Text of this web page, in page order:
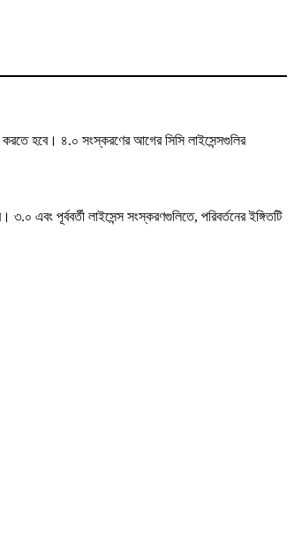
করতে হবে। ৪.০ সংস্করণের আগের সিসি লাইসেন্সগুলির
এবং পূর্ববর্তী লাইসেন্স সংস্করণগুলিতে, পরিবর্তনের ইঙ্গিতটি